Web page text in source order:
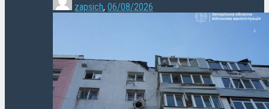
zapsich, 06/08/2026